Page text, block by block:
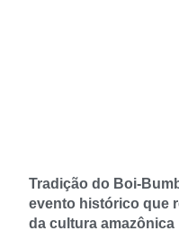
Tradição do Boi-
evento histórico que
da cultura amazônica